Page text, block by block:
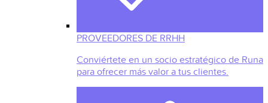
PROVEEDORES DE RRHH
Conviértete en un socio estratégico de Runa
para ofrecer más valor a tus clientes.